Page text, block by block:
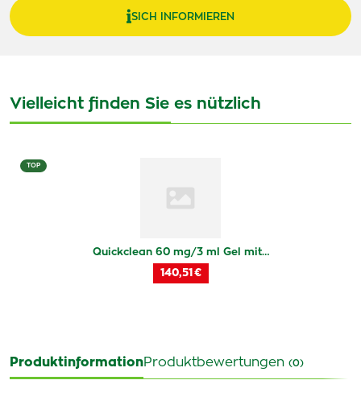
SICH INFORMIEREN
Vielleicht finden Sie es nützlich
TOP
Quickclean 60 mg/3 ml Gel mit…
140,51 €
ProduktinformationProduktbewertungen (0)